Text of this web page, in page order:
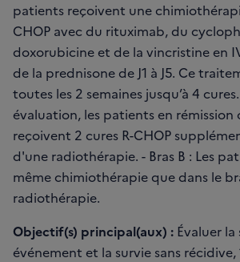
patients reçoivent une
CHOP avec du rituximab, du
doxorubicine et de la vincristine en
de la prednisone de J1 à J5. Ce
toutes les 2 semaines jusqu’à 4
évaluation, les patients en
reçoivent 2 cures R-CHOP
d'une radiothérapie. - Bras B : Les
même chimiothérapie que dans le
radiothérapie.
Objectif(s) principal(aux) : Évaluer la
événement et la survie sans récidive,